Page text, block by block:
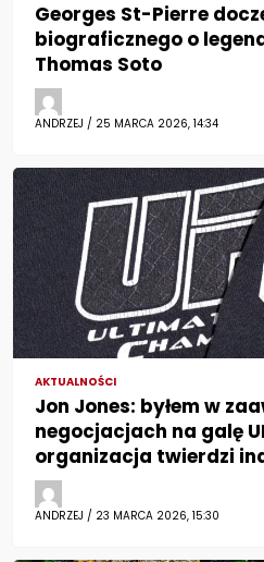
Georges St-Pierre
biograficznego o
Thomas Soto
ANDRZEJ / 25 MARCA 2026, 14:34
AKTUALNOŚCI
Jon Jones: byłem w
negocjacjach na galę
organizacja twierdzi
ANDRZEJ / 23 MARCA 2026, 15:30